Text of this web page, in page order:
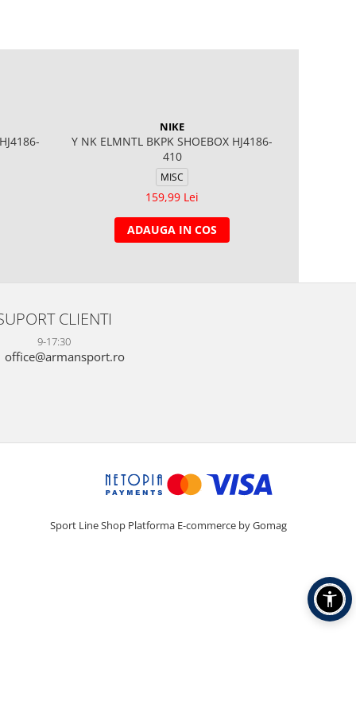
NIKE
Y NK ELMNTL BKPK SHOEBOX HJ4186-
410
MISC
159,99 Lei
ADAUGA IN COS
CLIENTI
9-17:30
office@armansport.ro
Sport Line Shop Platforma E-commerce by Gomag